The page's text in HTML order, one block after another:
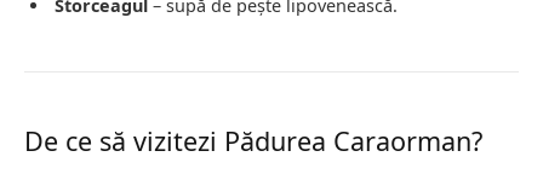
Storceagul – supă de pește lipovenească.
De ce să vizitezi Pădurea Caraorman?